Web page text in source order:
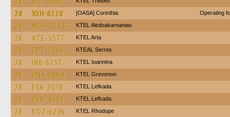
28 XEH-8228 [OASA] Corinthia Operating
28 MEH-2113 KTEL Aitoloakarnanias
28 ATE-5577 KTEL Arta
28 EPT-7265 KTEAL Serres
28 INK-6737 KTEL Ioannina
28 PNA-6864 ΚΤΕL Grevenon
28 EYA-2078 KTEL Lefkada
28 EYB-4655 KTEL Lefkada
28 KOZ-6296 KTEL Rhodope